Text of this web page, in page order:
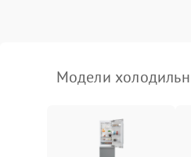
работе
Модели